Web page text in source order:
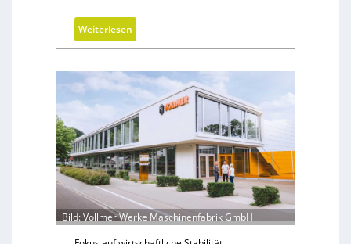
t
u
n
g
Weiterlesen:
V
k
u
u
m
w
i
r
m
o
Bild: Vollmer Werke Maschinenfabrik GmbH